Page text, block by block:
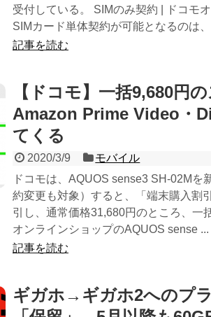
受付している。 SIMのみ契約 | ドコモ
SIMカード単体契約が可能となるのは
記事を読む
【ドコモ】一括9,680円
Amazon Prime Video・
てくる
2020/3/9
モバイル
ドコモは、AQUOS sense3 SH-02M
約変更も対象）すると、「端末購入割
引し、通常価格31,680円のところ、一
オンラインショップのAQUOS sense ...
記事を読む
ギガホ→ギガホ2へのプ